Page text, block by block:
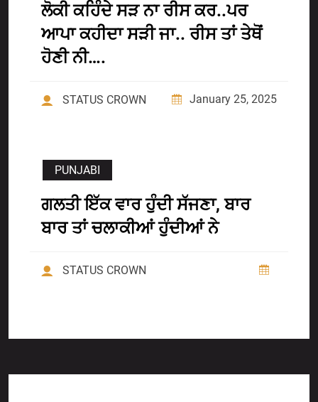
ਲੋਕੀ ਕਹਿੰਦੇ ਸੜ ਨਾ ਰੀਸ ਕਰ..ਪਰ
ਆਪਾ ਕਹੀਦਾ ਸੜੀ ਜਾ.. ਰੀਸ ਤਾਂ ਤੇਥੋਂ
ਹੋਣੀ ਨੀ….
STATUS CROWN January 25, 2025
PUNJABI
ਗਲਤੀ ਇੱਕ ਵਾਰ ਹੁੰਦੀ ਸੱਜਣਾ, ਬਾਰ
ਬਾਰ ਤਾਂ ਚਲਾਕੀਆਂ ਹੁੰਦੀਆਂ ਨੇ
STATUS CROWN